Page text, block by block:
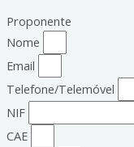
Proponente
Nome
Email
Telefone/Telemóvel
NIF
CAE